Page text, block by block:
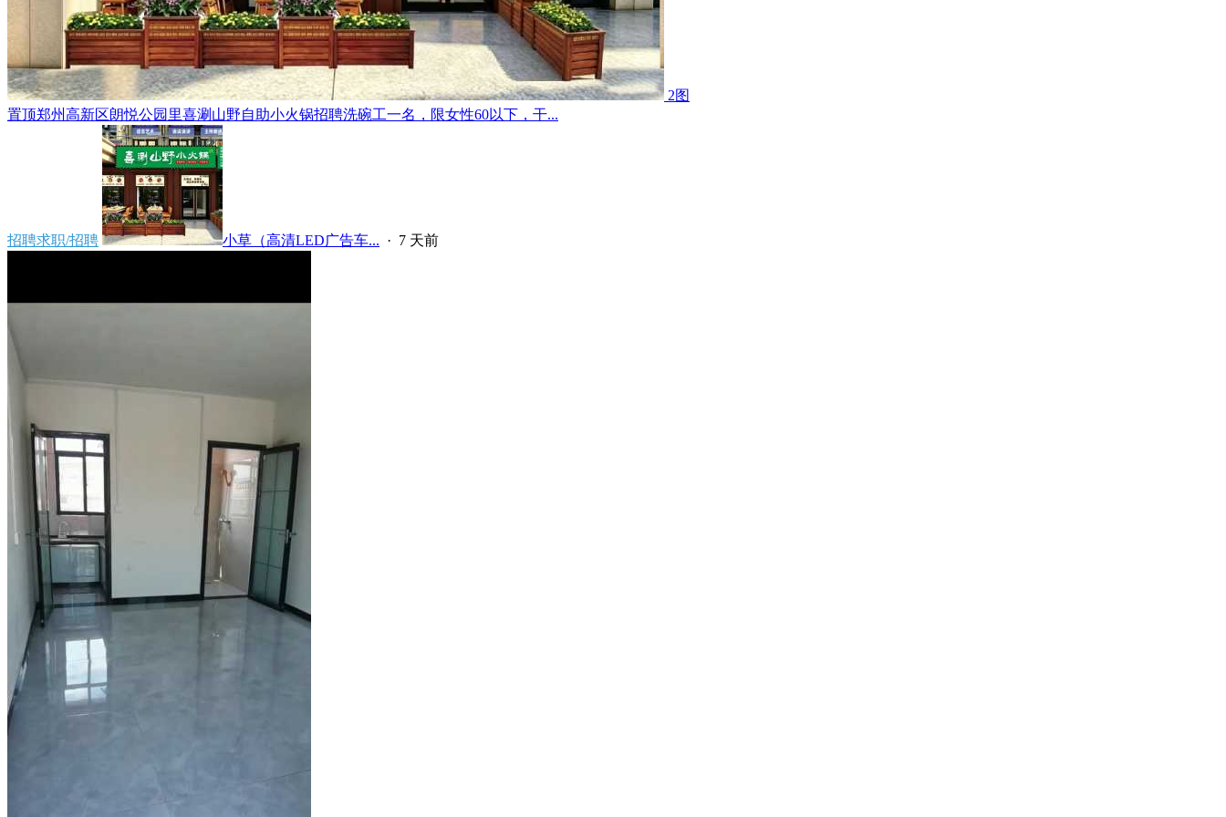
2图
置顶郑州高新区朗悦公园里喜涮山野自助小火锅招聘洗碗工一名，限女性60以下，干...
招聘求职/招聘 小草（高清LED广告车... · 7 天前